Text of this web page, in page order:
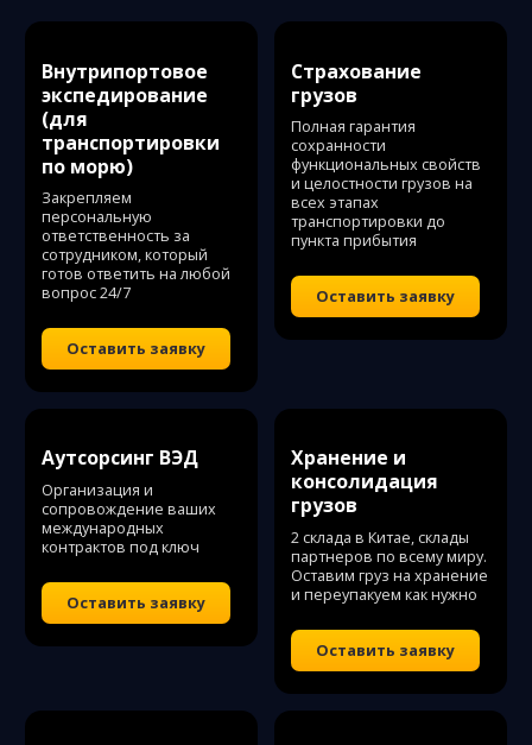
Внутрипортовое
экспедирование
(для
транспортировки
по морю)
Закрепляем
персональную
ответственность за
сотрудником, который
готов ответить на любой
вопрос 24/7
Оставить заявку
Страхование
грузов
Полная гарантия
сохранности
функциональных свойств
и целостности грузов на
всех этапах
транспортировки до
пункта прибытия
Оставить заявку
Аутсорсинг ВЭД
Организация и
сопровождение ваших
международных
контрактов под ключ
Оставить заявку
Хранение и
консолидация
грузов
2 склада в Китае, склады
партнеров по всему миру.
Оставим груз на хранение
и переупакуем как нужно
Оставить заявку